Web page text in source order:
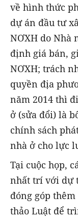
về hình thức
dự án đầu tư
NƠXH do Nhà
định giá bán,
NƠXH; trách
quyền địa
năm 2014 thì
ở (sửa đổi) là
chính sách
nhà ở cho lực
Tại cuộc họp,
nhất trí với dự
đóng góp
thảo Luật để